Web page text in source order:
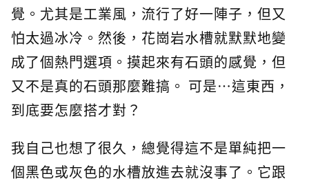
覺。尤其是工業風，流行了好一陣子，但又
怕太過冰冷。然後，花崗岩水槽就默默地變
成了個熱門選項。摸起來有石頭的感覺，但
又不是真的石頭那麼難搞。 可是…這東西，
到底要怎麼搭才對？
我自己也想了很久，總覺得這不是單純把一
個黑色或灰色的水槽放進去就沒事了。它跟